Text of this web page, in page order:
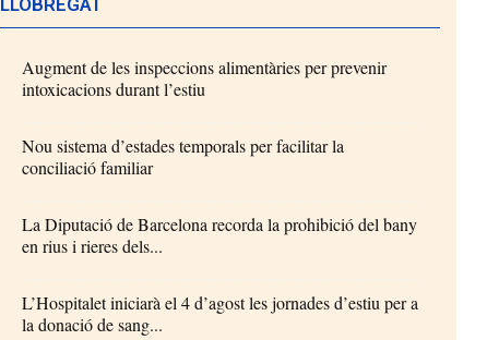
LLOBREGAT
Augment de les inspeccions alimentàries per prevenir
intoxicacions durant l’estiu
Nou sistema d’estades temporals per facilitar la
conciliació familiar
La Diputació de Barcelona recorda la prohibició del bany
en rius i rieres dels...
L’Hospitalet iniciarà el 4 d’agost les jornades d’estiu per a
la donació de sang...